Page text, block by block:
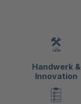
Handwerk &
Innovation